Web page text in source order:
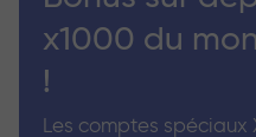
x1000 du
!
Les comptes